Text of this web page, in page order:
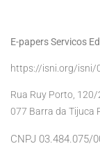
E-papers Servicos
https://isni.org/isni/
Rua Ruy Porto,
077 Barra da Tijuca
CNPJ 03.484.075/